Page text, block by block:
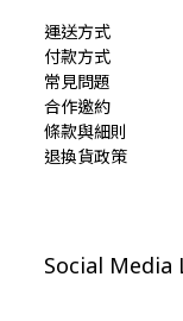
運送方式
付款方式
常見問題
合作邀約
條款與細則
退換貨政策
Social Media